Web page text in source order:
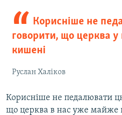
Корисніше не
говорити, що церква
кишені
Руслан Халіков
Корисніше не педалювати
що церква в нас уже майже